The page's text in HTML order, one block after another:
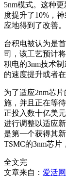
5nm模式。这种
度提升了10%，
应地得到了改善。
台积电被认为是
司，该工艺预计
积电的3nm技术
的速度提升或者
为了适应2nm芯
施，并且正在等
正投入数十亿美
进行调整以适应
是第一个获得其
TSMC的3nm芯片
全文完
文章来自： 爱活网